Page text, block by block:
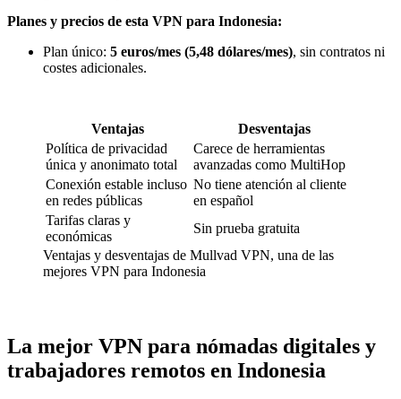
Planes y precios de esta VPN para Indonesia:
Plan único: 5 euros/mes (5,48 dólares/mes), sin contratos ni
costes adicionales.
Ventajas
Desventajas
Política de privacidad
única y anonimato total
Carece de herramientas
avanzadas como MultiHop
Conexión estable incluso
en redes públicas
No tiene atención al cliente
en español
Tarifas claras y
económicas
Sin prueba gratuita
Ventajas y desventajas de Mullvad VPN, una de las
mejores VPN para Indonesia
La mejor VPN para nómadas digitales y
trabajadores remotos en Indonesia